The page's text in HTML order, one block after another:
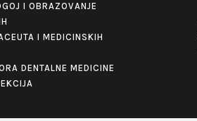
I OBRAZOVANJE
I MEDICINSKIH
DENTALNE MEDICINE